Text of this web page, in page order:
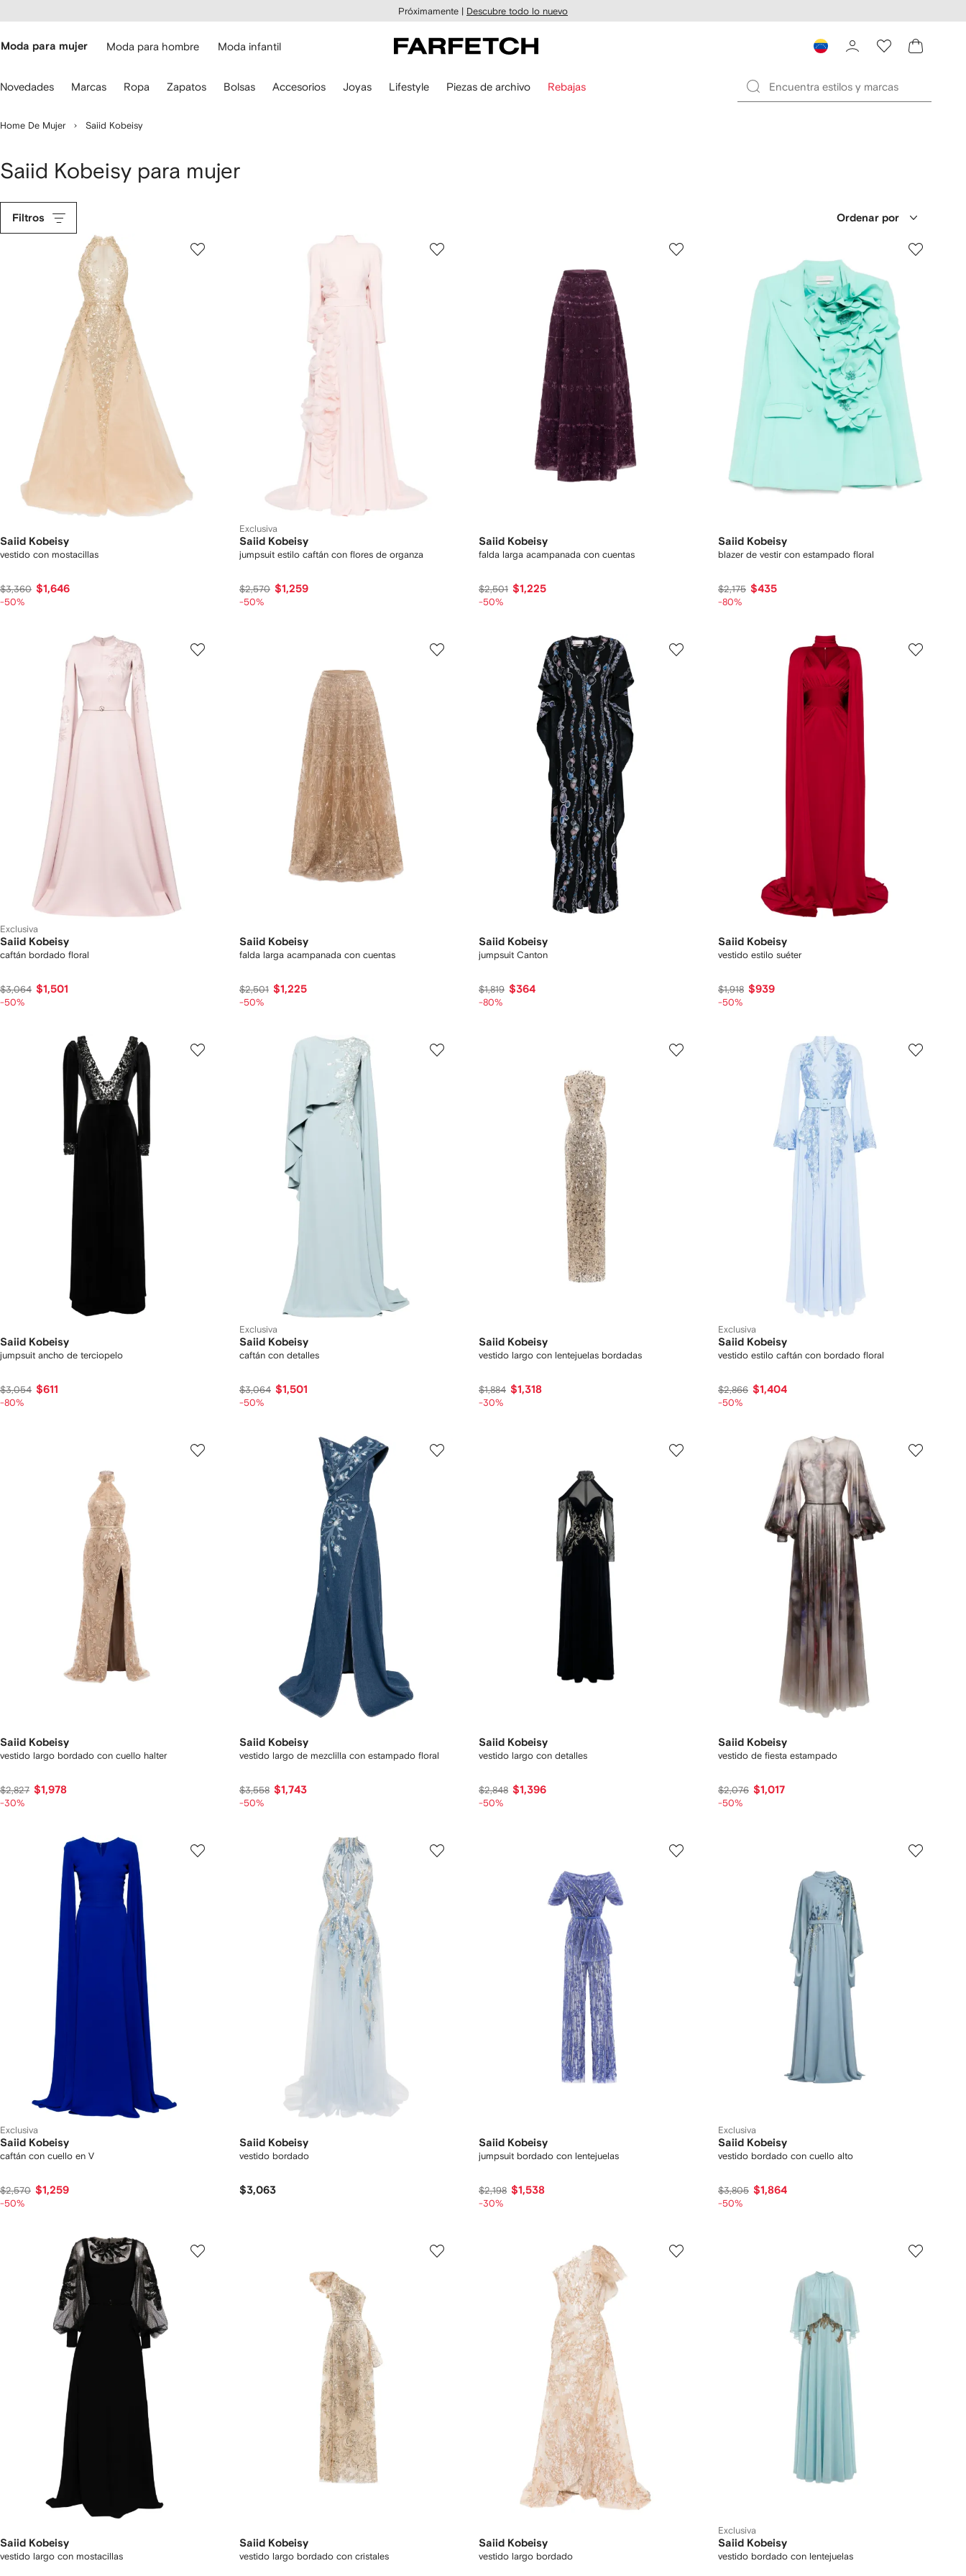
Próximamente | Descubre todo lo nuevo
Moda para mujer Moda para hombre Moda infantil
Novedades Marcas Ropa Zapatos Bolsas Accesorios Joyas Lifestyle Piezas de archivo Rebajas
Home De Mujer Saiid Kobeisy
Saiid Kobeisy para mujer
Filtros Ordenar por
Saiid Kobeisy
vestido con mostacillas
$3,360 $1,646
-50%
Exclusiva
Saiid Kobeisy
jumpsuit estilo caftán con flores de organza
$2,570 $1,259
-50%
Saiid Kobeisy
falda larga acampanada con cuentas
$2,501 $1,225
-50%
Saiid Kobeisy
blazer de vestir con estampado floral
$2,175 $435
-80%
Exclusiva
Saiid Kobeisy
caftán bordado floral
$3,064 $1,501
-50%
Saiid Kobeisy
falda larga acampanada con cuentas
$2,501 $1,225
-50%
Saiid Kobeisy
jumpsuit Canton
$1,819 $364
-80%
Saiid Kobeisy
vestido estilo suéter
$1,918 $939
-50%
Saiid Kobeisy
jumpsuit ancho de terciopelo
$3,054 $611
-80%
Exclusiva
Saiid Kobeisy
caftán con detalles
$3,064 $1,501
-50%
Saiid Kobeisy
vestido largo con lentejuelas bordadas
$1,884 $1,318
-30%
Exclusiva
Saiid Kobeisy
vestido estilo caftán con bordado floral
$2,866 $1,404
-50%
Saiid Kobeisy
vestido largo bordado con cuello halter
$2,827 $1,978
-30%
Saiid Kobeisy
vestido largo de mezclilla con estampado floral
$3,558 $1,743
-50%
Saiid Kobeisy
vestido largo con detalles
$2,848 $1,396
-50%
Saiid Kobeisy
vestido de fiesta estampado
$2,076 $1,017
-50%
Exclusiva
Saiid Kobeisy
caftán con cuello en V
$2,570 $1,259
-50%
Saiid Kobeisy
vestido bordado
$3,063
Saiid Kobeisy
jumpsuit bordado con lentejuelas
$2,198 $1,538
-30%
Exclusiva
Saiid Kobeisy
vestido bordado con cuello alto
$3,805 $1,864
-50%
Saiid Kobeisy
vestido largo con mostacillas
Saiid Kobeisy
vestido largo bordado con cristales
Saiid Kobeisy
vestido largo bordado
Exclusiva
Saiid Kobeisy
vestido bordado con lentejuelas